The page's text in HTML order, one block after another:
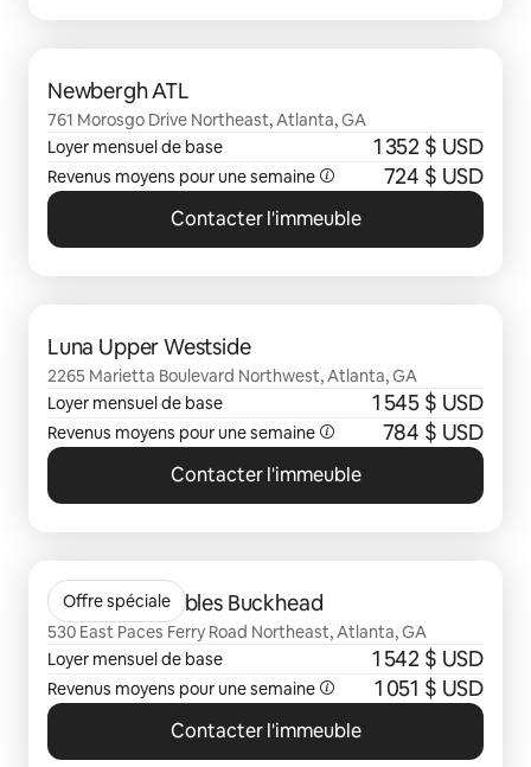
Newbergh ATL
761 Morosgo Drive Northeast, Atlanta, GA
Loyer mensuel de base
1 352 $ USD
Revenus moyens pour une semaine 724 $ USD
Contacter l'immeuble
Luna Upper Westside
2265 Marietta Boulevard Northwest, Atlanta, GA
Loyer mensuel de base
1 545 $ USD
Revenus moyens pour une semaine 784 $ USD
Contacter l'immeuble
Offre spéciale
The Ashley Gables Buckhead
530 East Paces Ferry Road Northeast, Atlanta, GA
Loyer mensuel de base
1 542 $ USD
Revenus moyens pour une semaine 1 051 $ USD
Contacter l'immeuble